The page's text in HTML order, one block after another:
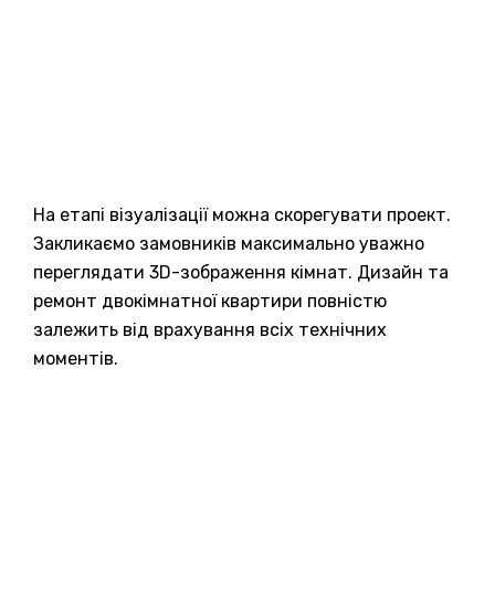
На етапі візуалізації можна скорегувати проект.
Закликаємо замовників максимально уважно
переглядати 3D-зображення кімнат. Дизайн та
ремонт двокімнатної квартири повністю
залежить від врахування всіх технічних
моментів.